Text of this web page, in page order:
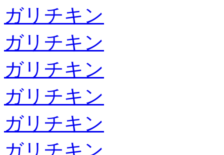
ガリチキン
ガリチキン
ガリチキン
ガリチキン
ガリチキン
ガリチキン